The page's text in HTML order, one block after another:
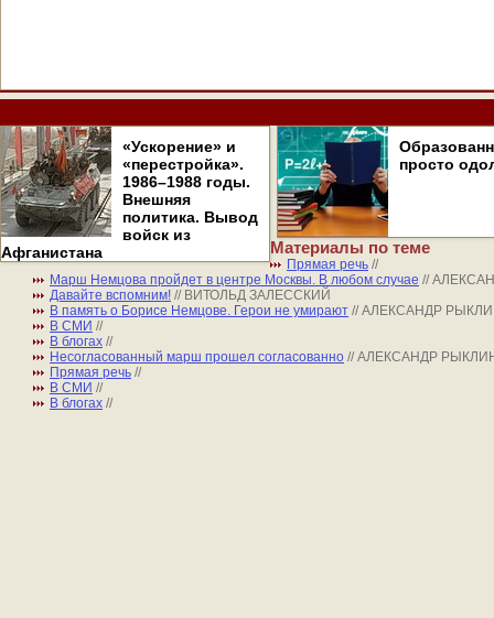
«Ускорение» и
«перестройка».
1986–1988 годы.
Внешняя
политика. Вывод
войск из
Афганистана
просто
Материалы по теме
Прямая речь //
Марш Немцова пройдет в центре Москвы. В любом случае //
Давайте вспомним! // ВИТОЛЬД ЗАЛЕССКИЙ
В память о Борисе Немцове. Герои не умирают // АЛЕКСАНДР
В СМИ //
В блогах //
Несогласованный марш прошел согласованно // АЛЕКСАНДР
Прямая речь //
В СМИ //
В блогах //